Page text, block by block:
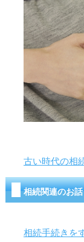
古い時代の相
相続関連のお話
相続手続きを